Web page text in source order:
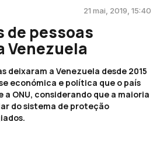
21 mai, 2019, 15:40
de pessoas
Venezuela
deixaram a Venezuela desde 2015
económica e política que o país
ONU, considerando que a maioria
do sistema de proteção